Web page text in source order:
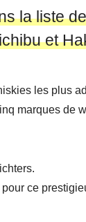
la liste
et
les plus
marques de
ce